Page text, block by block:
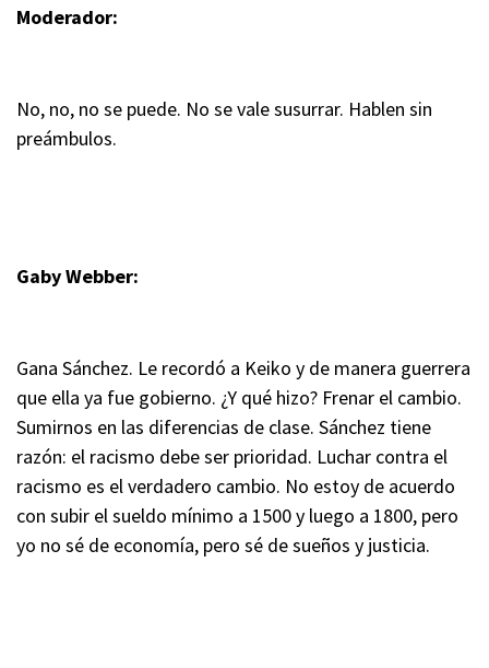
Moderador:
No, no, no se puede. No se vale susurrar. Hablen sin
preámbulos.
Gaby Webber:
Gana Sánchez. Le recordó a Keiko y de manera guerrera
que ella ya fue gobierno. ¿Y qué hizo? Frenar el cambio.
Sumirnos en las diferencias de clase. Sánchez tiene
razón: el racismo debe ser prioridad. Luchar contra el
racismo es el verdadero cambio. No estoy de acuerdo
con subir el sueldo mínimo a 1500 y luego a 1800, pero
yo no sé de economía, pero sé de sueños y justicia.